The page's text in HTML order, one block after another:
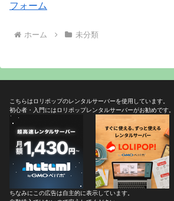
フォーム
ホーム 未分類
こちらはロリポップのレンタルサーバーを使用しています。
初心者・入門にはロリポップレンタルサーバーがお勧めです。
ちなみにこの広告は自主的に表示しています。